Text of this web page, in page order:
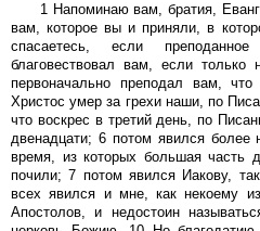
1 Напоминаю вам, братия,
вам, которое вы и приняли, в
спасаетесь, если
благовествовал вам, если
первоначально преподал вам,
Христос умер за грехи наши, по
что воскрес в третий день, по
двенадцати; 6 потом явился более
время, из которых большая часть
почили; 7 потом явился Иакову,
всех явился и мне, как некоему
Апостолов, и недостоин